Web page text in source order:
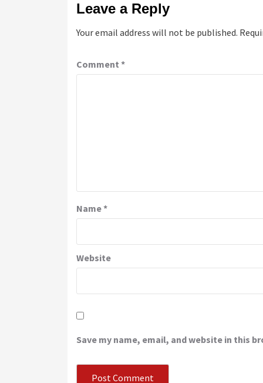
Leave a Reply
Your email address will not be published.
Comment *
Name*
Website
Save my name, email, and website in this